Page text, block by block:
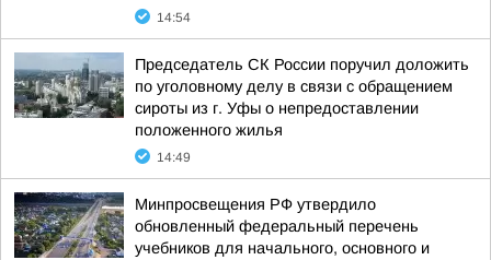
14:54
Председатель СК России поручил доложить
по уголовному делу в связи с обращением
сироты из г. Уфы о непредоставлении
положенного жилья
14:49
Минпросвещения РФ утвердило
обновленный федеральный перечень
учебников для начального, основного и